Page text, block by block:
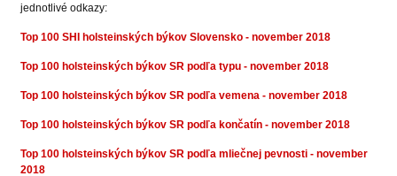
jednotlivé odkazy:
Top 100 SHI holsteinských býkov Slovensko - november 2018
Top 100 holsteinských býkov SR podľa typu - november 2018
Top 100 holsteinských býkov SR podľa vemena - november 2018
Top 100 holsteinských býkov SR podľa končatín - november 2018
Top 100 holsteinských býkov SR podľa mliečnej pevnosti - november
2018